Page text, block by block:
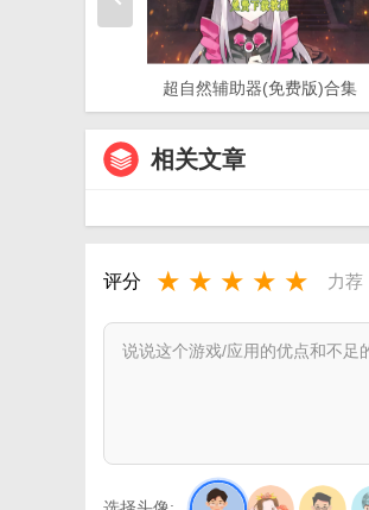
超自然辅助器(免费版)合集
相关文章
评分 ★ ★ ★ ★ ★ 力荐